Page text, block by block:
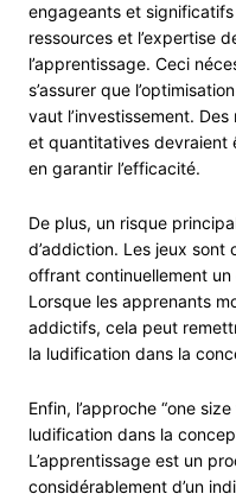
engageants et
ressources et l’expertise
l’apprentissage. Ceci
s’assurer que
vaut l’investissement.
et quantitatives devraient
en garantir l’efficacité.
De plus, un risque
d’addiction. Les jeux
offrant continuellement
Lorsque les apprenants
addictifs, cela peut
la ludification dans la
Enfin, l’approche “one
ludification dans la
L’apprentissage est un
considérablement d’un